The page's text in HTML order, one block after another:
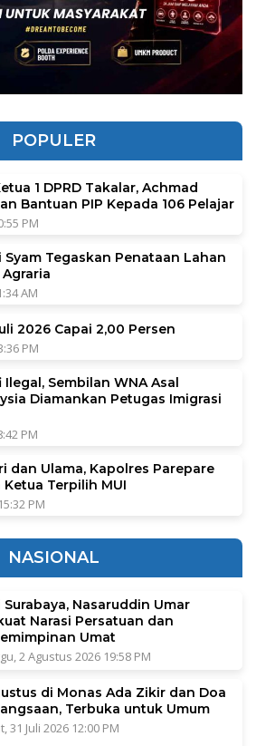
POPULER
1 DPRD Takalar, Achmad
Bantuan PIP Kepada 106 Pelajar
PM
Tegaskan Penataan Lahan
AM
2026 Capai 2,00 Persen
PM
Sembilan WNA Asal
Diamankan Petugas Imigrasi
PM
dan Ulama, Kapolres Parepare
Terpilih MUI
PM
NASIONAL
Surabaya, Nasaruddin Umar
Narasi Persatuan dan
Umat
2 Agustus 2026 19:58 PM
di Monas Ada Zikir dan Doa
Terbuka untuk Umum
31 Juli 2026 12:00 PM